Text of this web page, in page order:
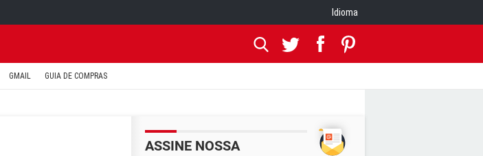
Idioma
GMAIL GUIA DE COMPRAS
ASSINE NOSSA